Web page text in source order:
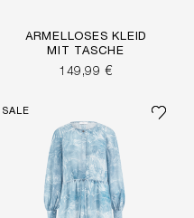
ÄRMELLOSES KLEID
MIT TASCHE
149,99 €
SALE